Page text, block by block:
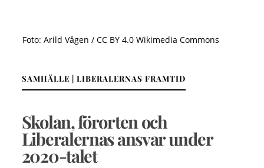
Foto: Arild Vågen / CC BY 4.0 Wikimedia Commons
SAMHÄLLE | LIBERALERNAS FRAMTID
Skolan, förorten och
Liberalernas ansvar under
2020-talet